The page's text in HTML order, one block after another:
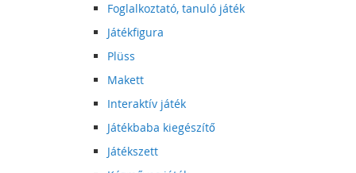
Foglalkoztató, tanuló játék
Játékfigura
Plüss
Makett
Interaktív játék
Játékbaba kiegészítő
Játékszett